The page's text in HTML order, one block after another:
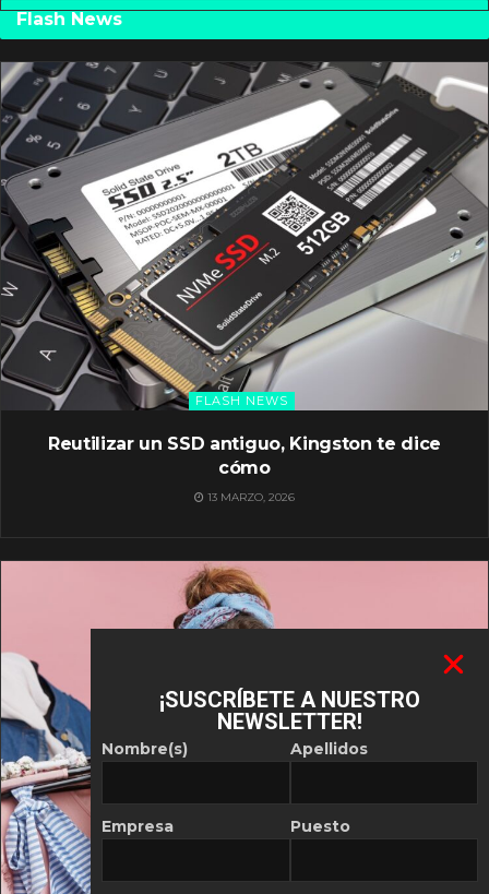
Flash News
FLASH NEWS
Reutilizar un SSD antiguo, Kingston te dice
cómo
13 MARZO, 2026
¡SUSCRÍBETE A NUESTRO
NEWSLETTER!
Nombre(s)
Empresa
Apellidos
Puesto